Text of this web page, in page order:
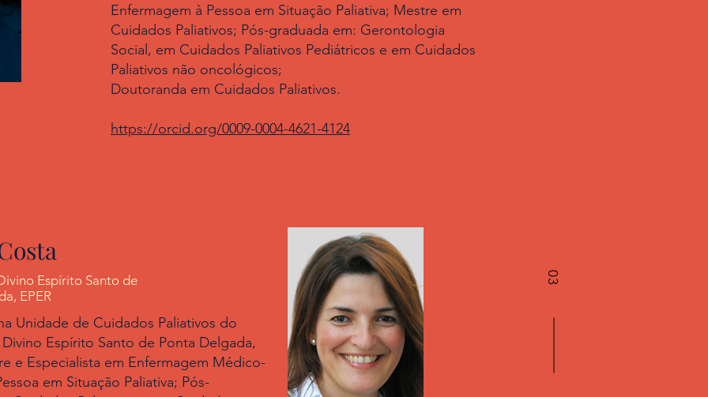
Enfermagem à Pessoa em Situação Paliativa; Mestre em
Cuidados Paliativos; Pós-graduada em: Gerontologia
Social, em Cuidados Paliativos Pediátricos e em Cuidados
Paliativos não oncológicos;
Doutoranda em Cuidados Paliativos.
https://orcid.org/0009-0004-4621-4124
Espírito Santo de
EPER
Unidade de Cuidados Paliativos do
Espírito Santo de Ponta Delgada,
e Especialista em Enfermagem Médico-
em Situação Paliativa; Pós-
03